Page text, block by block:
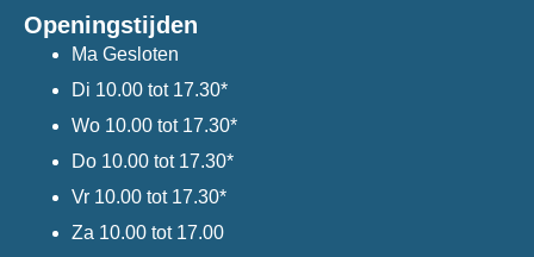
Openingstijden
Ma Gesloten
Di 10.00 tot 17.30*
Wo 10.00 tot 17.30*
Do 10.00 tot 17.30*
Vr 10.00 tot 17.30*
Za 10.00 tot 17.00